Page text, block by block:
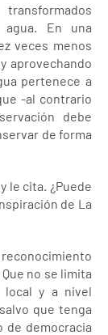
En una
veces menos
aprovechando
pertenece a
-al contrario
debe
de forma
le cita. ¿Puede
de La
reconocimiento
no se limita
local y a nivel
que tenga
de democracia